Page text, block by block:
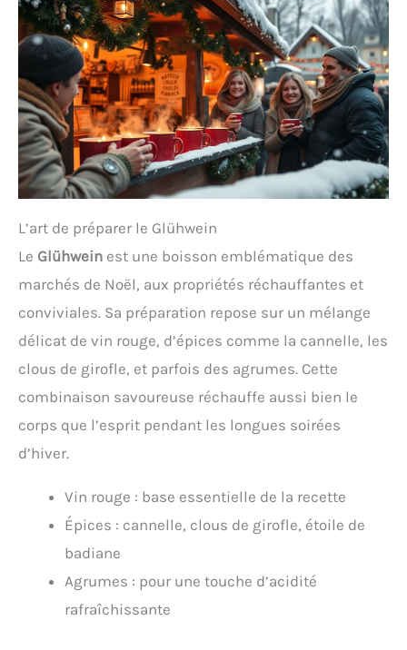
L’art de préparer le Glühwein
Le Glühwein est une boisson emblématique des
marchés de Noël, aux propriétés réchauffantes et
conviviales. Sa préparation repose sur un mélange
délicat de vin rouge, d’épices comme la cannelle, les
clous de girofle, et parfois des agrumes. Cette
combinaison savoureuse réchauffe aussi bien le
corps que l’esprit pendant les longues soirées
d’hiver.
Vin rouge : base essentielle de la recette
Épices : cannelle, clous de girofle, étoile de
badiane
Agrumes : pour une touche d’acidité
rafraîchissante